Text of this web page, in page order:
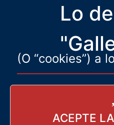
Lo
(O “cookies”) a
ACEPTE